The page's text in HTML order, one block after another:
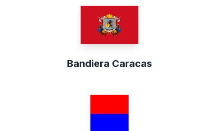
Bandiera Caracas